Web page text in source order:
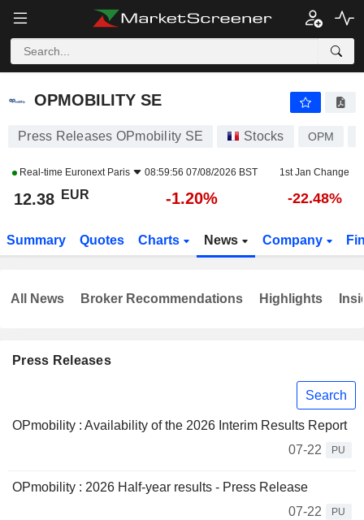
OPMOBILITY SE
OPMOBILITY SE
Press Releases OPmobility SE Stocks OPM
Real-time Euronext Paris 08:59:56 07/08/2026 BST 1st Jan Change
12.38 EUR -1.20% -22.48%
Summary Quotes Charts News Company
Press Releases
Search
OPmobility : Availability of the 2026 Interim Results Report
07-22
PU
OPmobility : 2026 Half-year results - Press Release
07-22
PU
All News Broker Recommendations Highlights